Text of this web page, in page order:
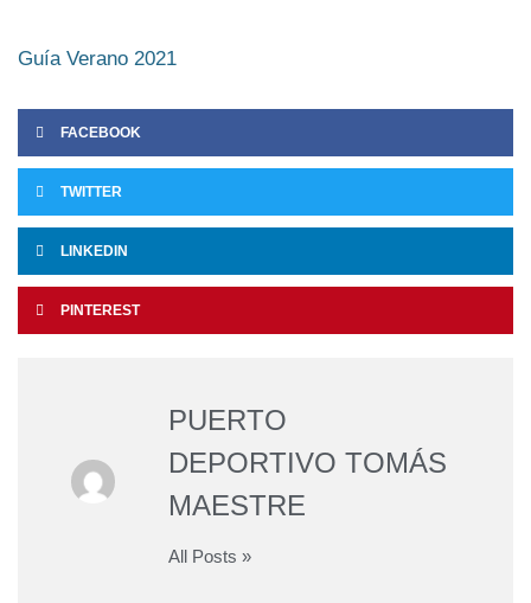
Guía Verano 2021
FACEBOOK
TWITTER
LINKEDIN
PINTEREST
PUERTO
DEPORTIVO TOMÁS
MAESTRE
All Posts »